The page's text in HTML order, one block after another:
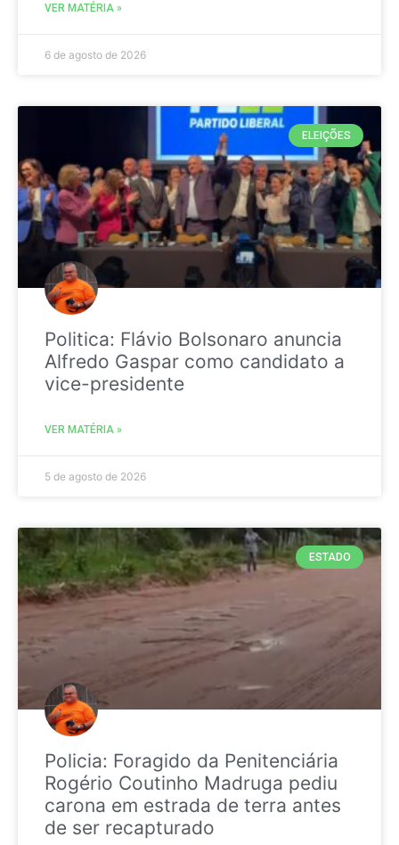
VER MATÉRIA »
6 de agosto de 2026
ELEIÇÕES
Politica: Flávio Bolsonaro anuncia
Alfredo Gaspar como candidato a
vice-presidente
VER MATÉRIA »
5 de agosto de 2026
ESTADO
Policia: Foragido da Penitenciária
Rogério Coutinho Madruga pediu
carona em estrada de terra antes
de ser recapturado